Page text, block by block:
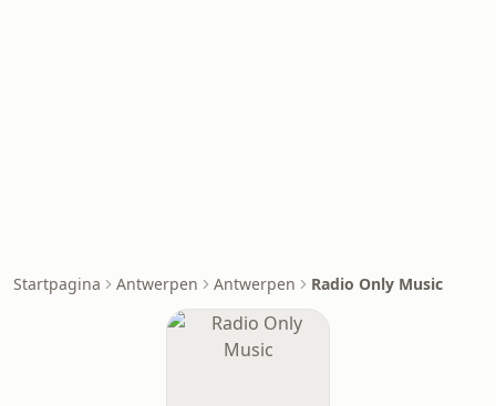
Startpagina Antwerpen Antwerpen Radio Only Music